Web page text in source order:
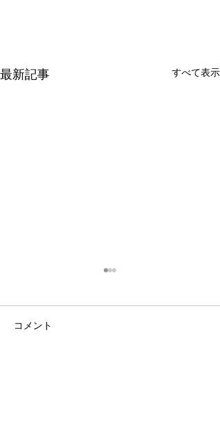
最新記事 すべて表示
植栽剪定
コメント